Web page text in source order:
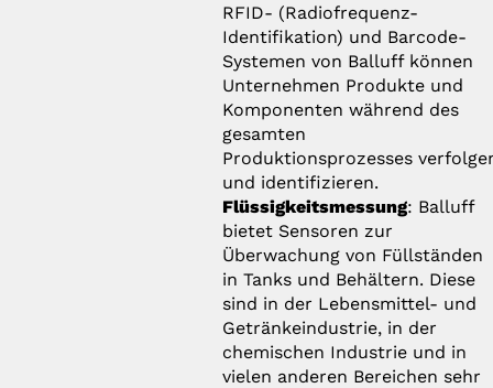
RFID- (Radiofrequenz-
Identifikation) und Barcode-
Systemen von Balluff können
Unternehmen Produkte und
Komponenten während des
gesamten
Produktionsprozesses
und identifizieren.
Flüssigkeitsmessung: Balluff
bietet Sensoren zur
Überwachung von Füllständen
in Tanks und Behältern. Diese
sind in der Lebensmittel- und
Getränkeindustrie, in der
chemischen Industrie und in
vielen anderen Bereichen sehr